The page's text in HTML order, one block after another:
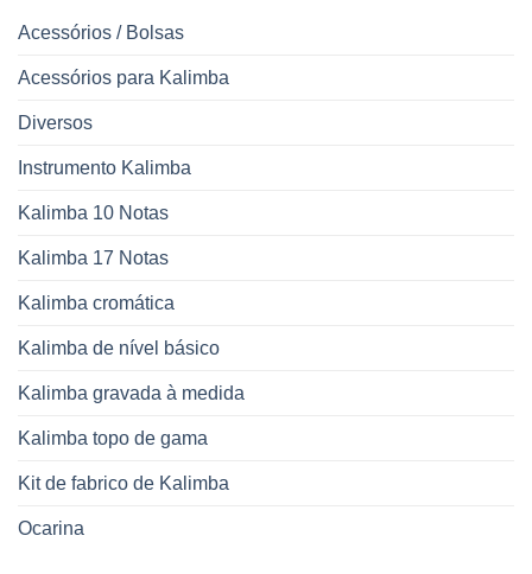
Acessórios / Bolsas
Acessórios para Kalimba
Diversos
Instrumento Kalimba
Kalimba 10 Notas
Kalimba 17 Notas
Kalimba cromática
Kalimba de nível básico
Kalimba gravada à medida
Kalimba topo de gama
Kit de fabrico de Kalimba
Ocarina